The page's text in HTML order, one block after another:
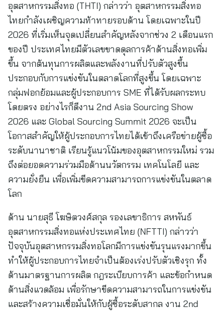
อุตสาหกรรมสิ่งทอ (THTI) กล่าวว่า อุตสาหกรรมสิ่งทอ
ไทยกำลังเผชิญความท้าทายรอบด้าน โดยเฉพาะในปี
2026 ที่เริ่มเห็นจุดเปลี่ยนสำคัญหลังจากช่วง 2 เดือนแรก
ของปี ประเทศไทยมีตัวเลขขาดดุลการค้าด้านสิ่งทอเพิ่ม
ขึ้น จากต้นทุนการผลิตและพลังงานที่ปรับตัวสูงขึ้น
ประกอบกับการแข่งขันในตลาดโลกที่สูงขึ้น โดยเฉพาะ
กลุ่มฟอกย้อมและผู้ประกอบการ SME ที่ได้รับผลกระทบ
โดยตรง อย่างไรก็ดีงาน 2nd Asia Sourcing Show
2026 และ Global Sourcing Summit 2026 จะเป็น
โอกาสสำคัญให้ผู้ประกอบการไทยได้เข้าถึงเครือข่ายผู้ซื้อ
ระดับนานาชาติ เรียนรู้แนวโน้มของอุตสาหกรรมใหม่ รวม
ถึงต่อยอดความร่วมมือด้านนวัตกรรม เทคโนโลยี และ
ความยั่งยืน เพื่อเพิ่มขีดความสามารถการแข่งขันในตลาด
โลก
ด้าน นายสุธี โฆษิตวงศ์สกุล รองเลขาธิการ สหพันธ์
อุตสาหกรรมสิ่งทอแห่งประเทศไทย (NFTTI) กล่าวว่า
ปัจจุบันอุตสาหกรรมสิ่งทอโลกมีการแข่งขันรุนแรงมากขึ้น
ทำให้ผู้ประกอบการไทยจำเป็นต้องเร่งปรับตัวเชิงรุก ทั้ง
ด้านมาตรฐานการผลิต กฎระเบียบการค้า และข้อกำหนด
ด้านสิ่งแวดล้อม เพื่อรักษาขีดความสามารถในการแข่งขัน
และสร้างความเชื่อมั่นให้กับผู้ซื้อระดับสากล งาน 2nd